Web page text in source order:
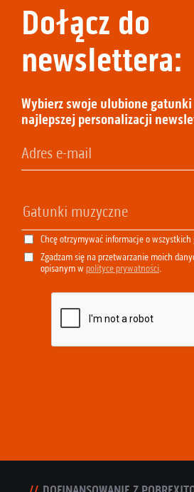
Dołącz do
newslettera:
Wybierz swoje ulubione
najlepszej personalizacji
Chcę otrzymywać informacje o
Zgadzam się na przetwarzanie moich
opisanym w polityce prywatności.